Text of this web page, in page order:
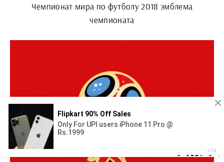
Чемпионат мира по футболу 2018 эмблема
чемпионата